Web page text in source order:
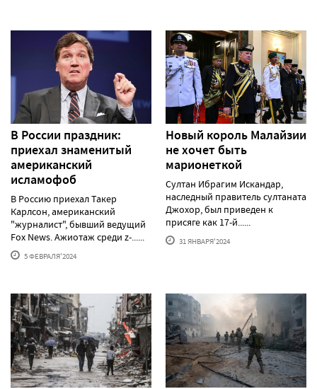
В России праздник:
приехал знаменитый
американский
исламофоб
В Россию приехал Такер
Карлсон, американский
"журналист", бывший ведущий
Fox News. Ажиотаж среди z-......
5 ФЕВРАЛЯ'2024
Новый король Малайзии
не хочет быть
марионеткой
Султан Ибрагим Искандар,
наследный правитель султаната
Джохор, был приведен к
присяге как 17-й......
31 ЯНВАРЯ'2024